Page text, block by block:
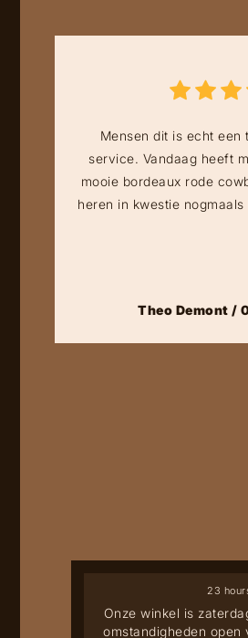
Mensen dit is echt een
service. Vandaag heeft
mooie bordeaux rode
heren in kwestie nogmaals
Theo Demont /
Onze winkel is
omstandigheden open
23